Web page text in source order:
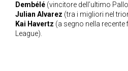
Dembélé (vincitore dell’ultimo
Julian Alvarez (tra i migliori nel
Kai Havertz (a segno nella
League).